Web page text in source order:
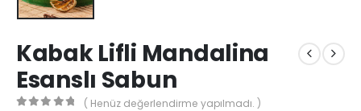
Kabak Lifli Mandalina
Esanslı Sabun
( Henüz değerlendirme yapılmadı. )